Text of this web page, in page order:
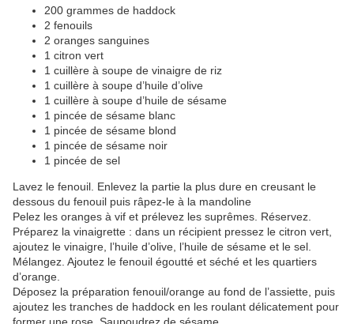
200 grammes de haddock
2 fenouils
2 oranges sanguines
1 citron vert
1 cuillère à soupe de vinaigre de riz
1 cuillère à soupe d’huile d’olive
1 cuillère à soupe d’huile de sésame
1 pincée de sésame blanc
1 pincée de sésame blond
1 pincée de sésame noir
1 pincée de sel
Lavez le fenouil. Enlevez la partie la plus dure en creusant le
dessous du fenouil puis râpez-le à la mandoline
Pelez les oranges à vif et prélevez les suprêmes. Réservez.
Préparez la vinaigrette : dans un récipient pressez le citron vert,
ajoutez le vinaigre, l’huile d’olive, l’huile de sésame et le sel.
Mélangez. Ajoutez le fenouil égoutté et séché et les quartiers
d’orange.
Déposez la préparation fenouil/orange au fond de l’assiette, puis
ajoutez les tranches de haddock en les roulant délicatement pour